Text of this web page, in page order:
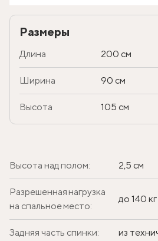
Размеры
Длина 200 см
Ширина 90 см
Высота 105 см
Высота над полом: 2,5 см
Разрешенная нагрузка
на спальное место:
до 140 кг
Задняя часть спинки: из